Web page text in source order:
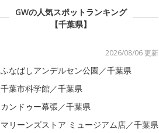
GWの人気スポットランキング
【千葉県】
2026/08/06 更新
ふなばしアンデルセン公園／千葉県
千葉市科学館／千葉県
カンドゥー幕張／千葉県
マリーンズストア ミュージアム店／千葉県